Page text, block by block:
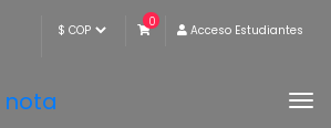
0
Acceso Estudiantes